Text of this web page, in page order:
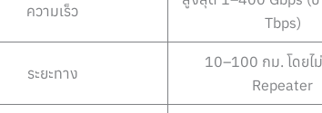
ความเร็ว
Tbps)
ระยะทาง
10–100 กม. โดยไ
Repeater